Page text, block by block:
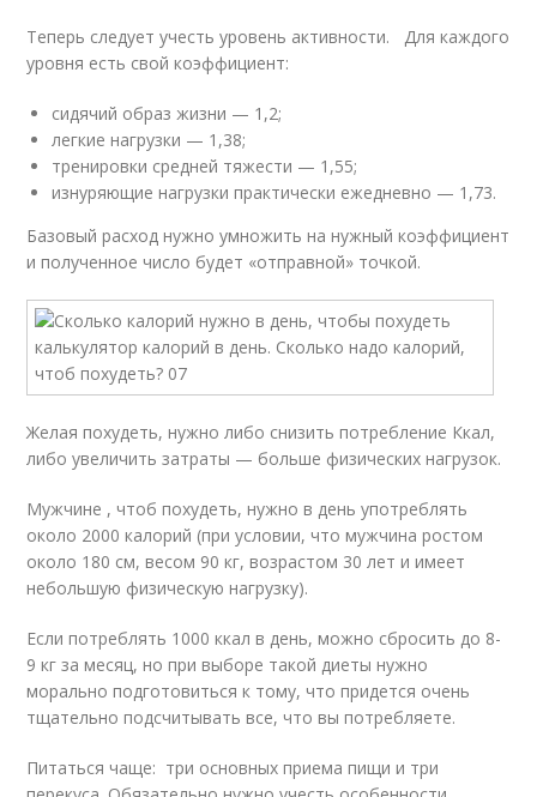
Теперь следует учесть уровень активности. Для каждого
уровня есть свой коэффициент:
сидячий образ жизни — 1,2;
легкие нагрузки — 1,38;
тренировки средней тяжести — 1,55;
изнуряющие нагрузки практически ежедневно — 1,73.
Базовый расход нужно умножить на нужный коэффициент
и полученное число будет «отправной» точкой.
Желая похудеть, нужно либо снизить потребление Ккал,
либо увеличить затраты — больше физических нагрузок.
Мужчине , чтоб похудеть, нужно в день употреблять
около 2000 калорий (при условии, что мужчина ростом
около 180 см, весом 90 кг, возрастом 30 лет и имеет
небольшую физическую нагрузку).
Если потреблять 1000 ккал в день, можно сбросить до 8-
9 кг за месяц, но при выборе такой диеты нужно
морально подготовиться к тому, что придется очень
тщательно подсчитывать все, что вы потребляете.
Питаться чаще: три основных приема пищи и три